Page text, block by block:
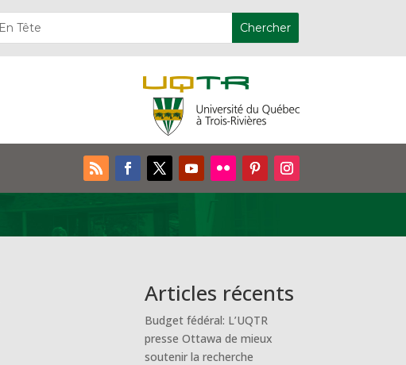
Articles récents
Budget fédéral: L’UQTR
presse Ottawa de mieux
soutenir la recherche